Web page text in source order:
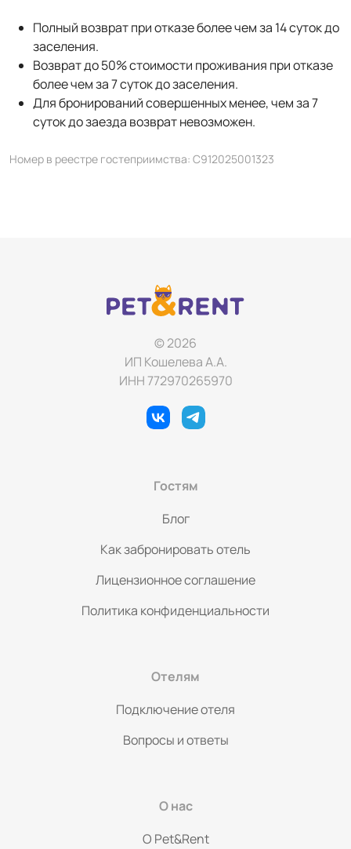
Полный возврат при отказе более чем за 14 суток до
заселения.
Возврат до 50% стоимости проживания при отказе
более чем за 7 суток до заселения.
Для бронирований совершенных менее, чем за 7
суток до заезда возврат невозможен.
Номер в реестре гостеприимства: С912025001323
© 2026
ИП Кошелева А.А.
ИНН 772970265970
Гостям
Блог
Как забронировать отель
Лицензионное соглашение
Политика конфиденциальности
Отелям
Подключение отеля
Вопросы и ответы
О нас
O Pet&Rent